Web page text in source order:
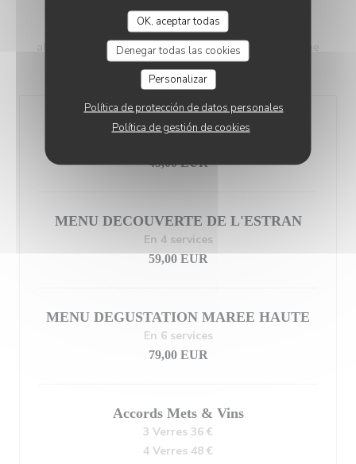
OK, aceptar todas
Denegar todas las cookies
Personalizar
Política de protección de datos personales
Política de gestión de cookies
Merci de nous préciser vos allergies et intolérances
alimentaires lors de votre réservation sans quoi nous ne
pourrons nous y adapter.
MENU MIDI
45,00 EUR
MENU DECOUVERTE DE L'ESTRAN
En 4 services
59,00 EUR
MENU DEGUSTATION MAREE HAUTE
En 6 services
79,00 EUR
Accords Mets & Vins
3 Verres 36 €
4 Verres 48 €